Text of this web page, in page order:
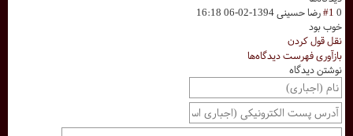
0
#1رضا حسینی1394-02-06 16:18
خوب بود
نقل قول کردن
بازآوری فهرست دیدگاه‌ها
نوشتن دیدگاه